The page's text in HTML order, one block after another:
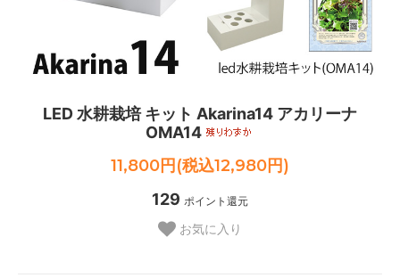
LED 水耕栽培 キット Akarina14 アカリーナ
OMA14
11,800円(税込12,980円)
129 ポイント還元
お気に入り